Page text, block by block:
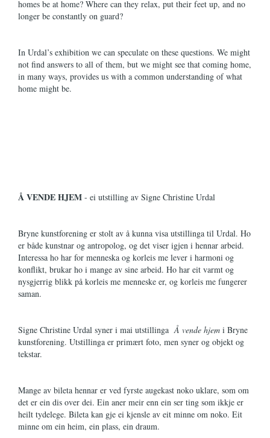
homes be at home? Where can they relax, put their feet up, and no
longer be constantly on guard?
In Urdal’s exhibition we can speculate on these questions. We might
not find answers to all of them, but we might see that coming home,
in many ways, provides us with a common understanding of what
home might be.
Å VENDE HJEM - ei utstilling av Signe Christine Urdal
Bryne kunstforening er stolt av å kunna visa utstillinga til Urdal. Ho
er både kunstnar og antropolog, og det viser igjen i hennar arbeid.
Interessa ho har for menneska og korleis me lever i harmoni og
konflikt, brukar ho i mange av sine arbeid. Ho har eit varmt og
nysgjerrig blikk på korleis me menneske er, og korleis me fungerer
saman.
Signe Christine Urdal syner i mai utstillingaÅ vende hjem i Bryne
kunstforening. Utstillinga er primært foto, men syner og objekt og
tekstar.
Mange av bileta hennar er ved fyrste augekast noko uklare, som om
det er ein dis over dei. Ein aner meir enn ein ser ting som ikkje er
heilt tydelege. Bileta kan gje ei kjensle av eit minne om noko. Eit
minne om ein heim, ein plass, ein draum.